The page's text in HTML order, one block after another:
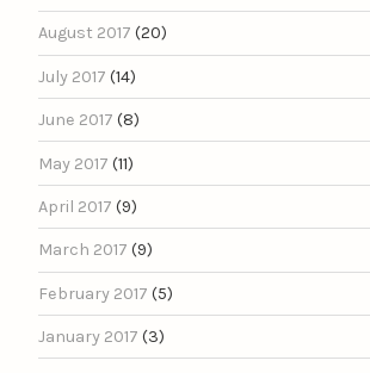
August 2017 (20)
July 2017 (14)
June 2017 (8)
May 2017 (11)
April 2017 (9)
March 2017 (9)
February 2017 (5)
January 2017 (3)